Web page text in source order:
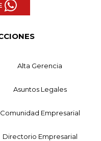
Alta Gerencia
Asuntos Legales
Comunidad Empresarial
Directorio Empresarial